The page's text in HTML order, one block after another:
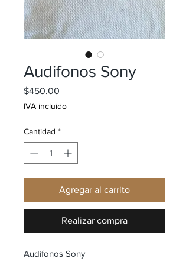
Audifonos Sony
$450.00
IVA incluido
Cantidad *
Agregar al carrito
Realizar compra
Audifonos Sony